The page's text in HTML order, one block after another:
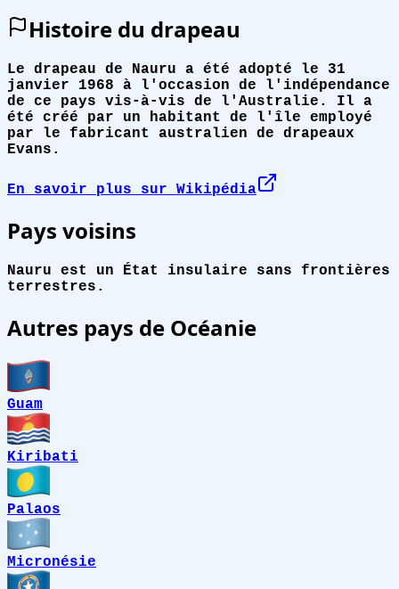
Histoire du drapeau
Le drapeau de Nauru a été adopté le 31
janvier 1968 à l'occasion de l'indépendance
de ce pays vis-à-vis de l'Australie. Il a
été créé par un habitant de l'île employé
par le fabricant australien de drapeaux
Evans.
En savoir plus sur Wikipédia
Pays voisins
Nauru est un État insulaire sans frontières
terrestres.
Autres pays de Océanie
Guam
Kiribati
Palaos
Micronésie